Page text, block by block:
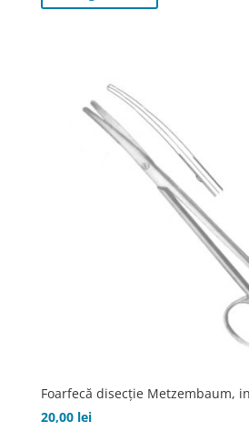
Foarfecă disecţie Metzembaum,
20,00 lei